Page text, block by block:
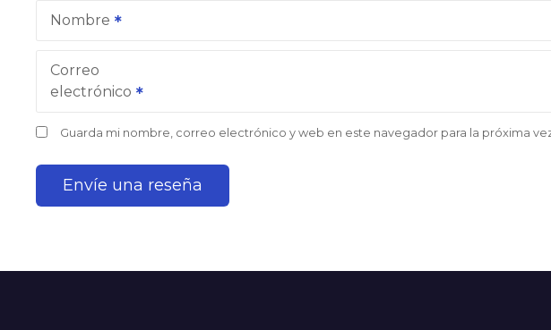
Nombre
Correo
electrónico
Guarda mi nombre, correo electrónico y web en este navegador para la próxima